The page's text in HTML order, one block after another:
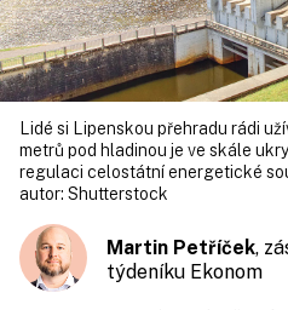
Lidé si Lipenskou přehradu rádi
metrů pod hladinou je ve skále
regulaci celostátní energetické
autor: Shutterstock
Martin Petříček,
týdeníku Ekonom